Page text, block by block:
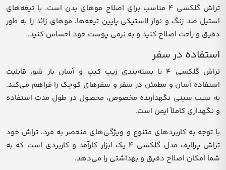
تراش گلکسی 4 مناسب برای اصلاح موهای بدن است. با تیغه‌های
استیل ضد زنگ و نوار لاستیکی پایین تیغه‌ها، موهای زائد را به طور
دقیق و راحت اصلاح کنید و به نرمی پوست خود احساس کنید.
استفاده در سفر
تراش گلکسی 4 با بسته‌بندی زیپ کیپ و آسان باز شو، قابلیت
استفاده آسان و مطمئن در سفر و سفرهای کوچک را فراهم می‌کند.
به سبب سینی نگهدارنده مخصوص، محصول در طول مدت استفاده
و نگهداری کاملاً ایمن است.
با توجه به کاربردهای متنوع و ویژگی‌های منحصر به فرد، تراش خود
تراش پرلایف مدل گلکسی 4 یک ابزار کارآمد و کاربردی است که به
شما امکان اصلاح دقیق و بهداشتی را می‌دهد.